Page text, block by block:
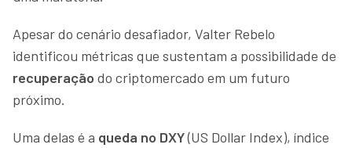
Apesar do cenário desafiador, Valter Rebelo
identificou métricas que sustentam a possibilidade de
recuperação do criptomercado em um futuro
próximo.
Uma delas é a queda no DXY(US Dollar Index), índice